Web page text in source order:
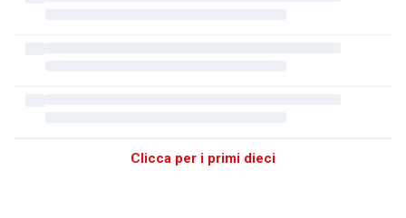
Clicca per i primi dieci